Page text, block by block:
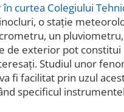
curtea Colegiului
o stație
un
exterior pot constitui
Studiul unor
fi facilitat prin uzul
specificul